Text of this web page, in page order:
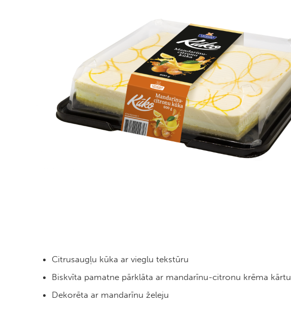
Citrusaugļu kūka ar vieglu tekstūru
Biskvīta pamatne pārklāta ar mandarīnu-citronu krēma kārtu
Dekorēta ar mandarīnu želeju